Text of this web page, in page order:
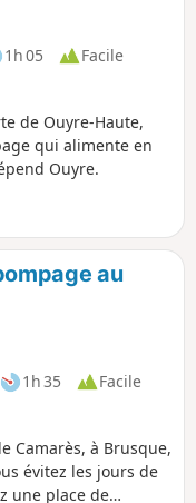
1h 05
Facile
de Ouyre-Haute,
qui alimente en
Ouyre.
au
1h 35
Facile
Camarès, à Brusque,
évitez les jours de
une place de